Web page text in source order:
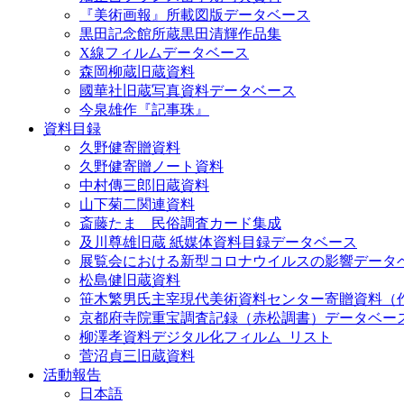
『美術画報』所載図版データベース
黒田記念館所蔵黒田清輝作品集
X線フィルムデータベース
森岡柳蔵旧蔵資料
國華社旧蔵写真資料データベース
今泉雄作『記事珠』
資料目録
久野健寄贈資料
久野健寄贈ノート資料
中村傳三郎旧蔵資料
山下菊二関連資料
斎藤たま 民俗調査カード集成
及川尊雄旧蔵 紙媒体資料目録データベース
展覧会における新型コロナウイルスの影響データ
松島健旧蔵資料
笹木繁男氏主宰現代美術資料センター寄贈資料（
京都府寺院重宝調査記録（赤松調書）データベー
柳澤孝資料デジタル化フィルム_リスト
菅沼貞三旧蔵資料
活動報告
日本語